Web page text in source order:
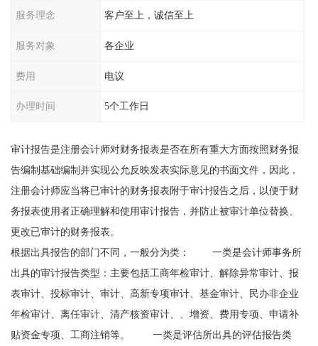
服务理念 客户至上，诚信至上
服务对象 各企业
费用 电议
办理时间 5个工作日
审计报告是注册会计师对财务报表是否在所有重大方面按照财务报
告编制基础编制并实现公允反映发表实际意见的书面文件，因此，
注册会计师应当将已审计的财务报表附于审计报告之后，以便于财
务报表使用者正确理解和使用审计报告，并防止被审计单位替换、
更改已审计的财务报表。
根据出具报告的部门不同，一般分为类： 一类是会计师事务所
出具的审计报告类型：主要包括工商年检审计、解除异常审计、报
表审计、投标审计、审计、高新专项审计、基金审计、民办非企业
年检审计、离任审计、清产核资审计、、增资、费用专项、申请补
贴资金专项、工商注销等。 一类是评估所出具的评估报告类